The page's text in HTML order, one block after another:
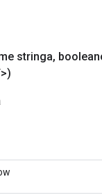
stringa,